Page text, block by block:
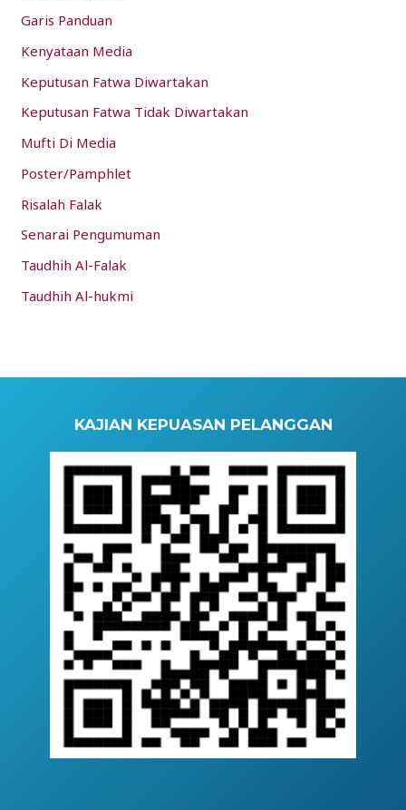
Garis Panduan
Kenyataan Media
Keputusan Fatwa Diwartakan
Keputusan Fatwa Tidak Diwartakan
Mufti Di Media
Poster/Pamphlet
Risalah Falak
Senarai Pengumuman
Taudhih Al-Falak
Taudhih Al-hukmi
KAJIAN KEPUASAN PELANGGAN